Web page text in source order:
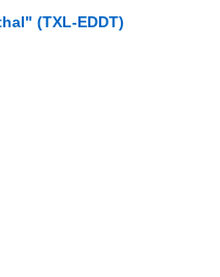
(TXL-EDDT)